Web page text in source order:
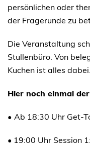
persönlichen oder
der Fragerunde zu
Die Veranstaltung
Stullenbüro. Von
Kuchen ist alles dabei.
Hier noch einmal
• Ab 18:30 Uhr Get-
• 19:00 Uhr Session